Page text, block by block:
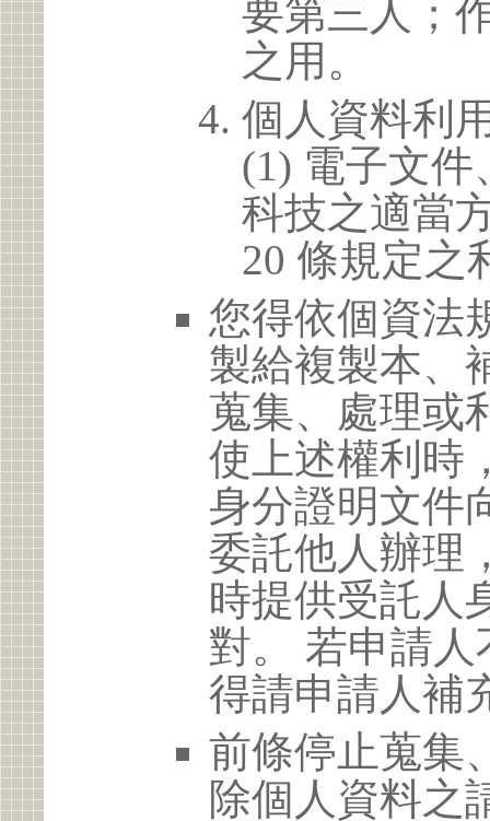
要第三人；
之用。
個人資料利
(1) 電子文
科技之適當
20 條規定之
您得依個資法
製給複製本、
蒐集、處理或
使上述權利時
身分證明文件
委託他人辦理
時提供受託人
對。 若申請
得請申請人補
前條停止蒐集
除個人資料之